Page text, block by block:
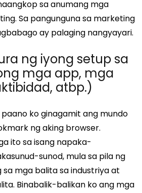
sa anumang mga
Sa pangunguna sa marketing
ay palaging nangyayari.
ng iyong setup sa
mga app, mga
atbp.)
ko ginagamit ang mundo
ng aking browser.
ito sa isang napaka-
sunod, mula sa pila ng
mga balita sa industriya at
Binabalik-balikan ko ang mga